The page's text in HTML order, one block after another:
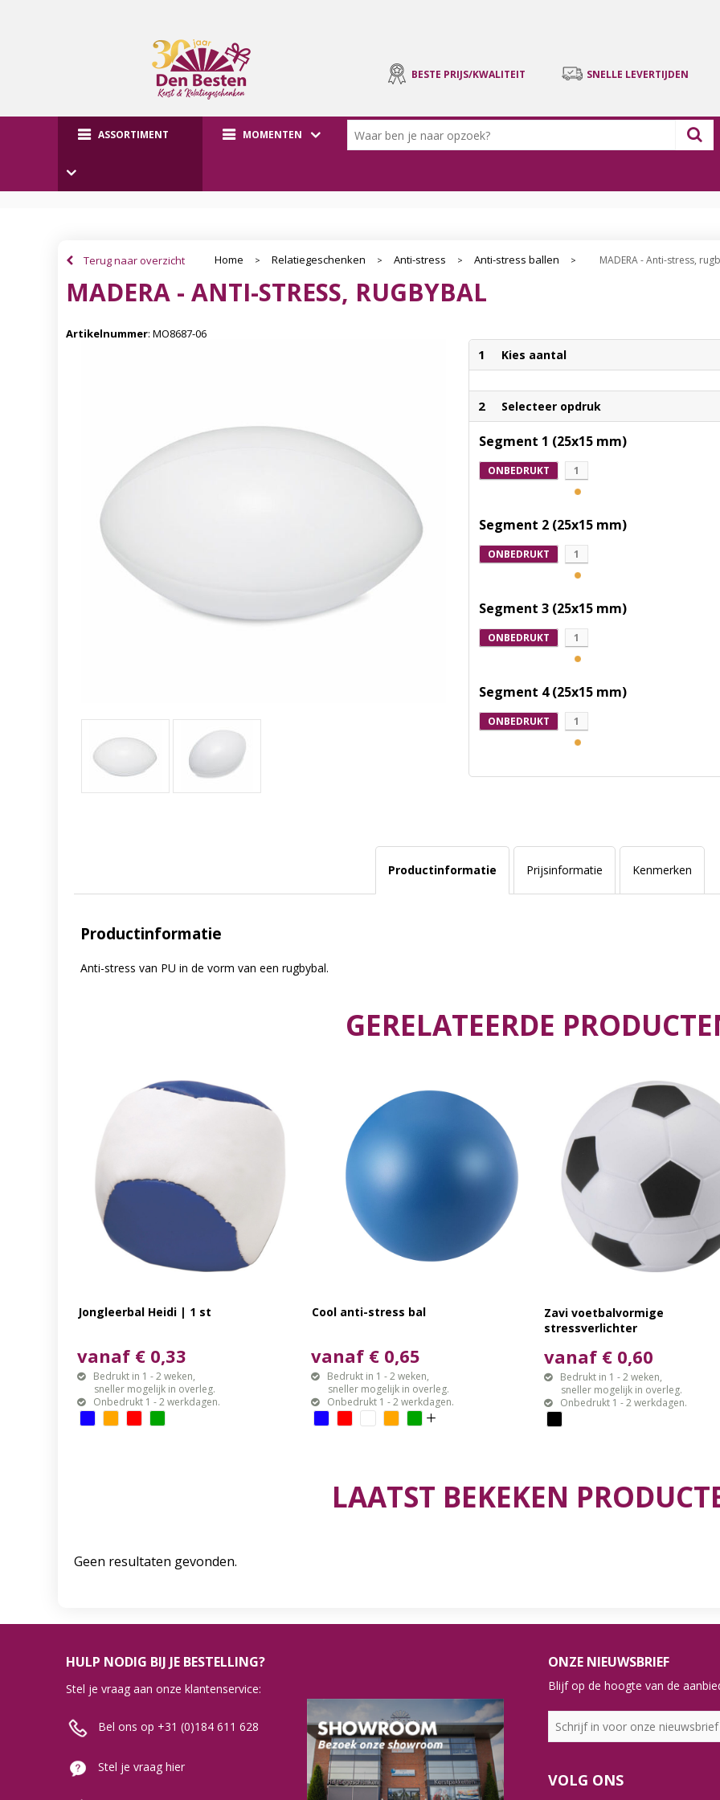
BESTE PRIJS/KWALITEIT SNELLE LEVERTIJDEN
ASSORTIMENT MOMENTEN
Terug naar overzicht Home > Relatiegeschenken > Anti-stress > Anti-stress ballen > MADERA - Anti-stress,
MADERA - ANTI-STRESS, RUGBYBAL
Artikelnummer: MO8687-06
1 Kies aantal
2 Selecteer opdruk
Segment 1 (25x15 mm)
ONBEDRUKT 1
Segment 2 (25x15 mm)
ONBEDRUKT 1
Segment 3 (25x15 mm)
ONBEDRUKT 1
Segment 4 (25x15 mm)
ONBEDRUKT 1
Productinformatie Prijsinformatie Kenmerken
Productinformatie
Anti-stress van PU in de vorm van een rugbybal.
GERELATEERDE
Jongleerbal Heidi | 1 st
vanaf € 0,33
Bedrukt in 1 - 2 weken,
sneller mogelijk in overleg.
Onbedrukt 1 - 2 werkdagen.
Cool anti-stress bal
vanaf € 0,65
Bedrukt in 1 - 2 weken,
sneller mogelijk in overleg.
Onbedrukt 1 - 2 werkdagen.
Zavi voetbalvormige
stressverlichter
vanaf € 0,60
Bedrukt in 1 - 2 weken,
sneller mogelijk in overleg.
Onbedrukt 1 - 2 werkdagen.
LAATST BEKEKEN
Geen resultaten gevonden.
HULP NODIG BIJ JE BESTELLING?
Stel je vraag aan onze klantenservice:
Bel ons op +31 (0)184 611 628
Stel je vraag hier
ONZE NIEUWSBRIEF
Blijf op de hoogte van de
VOLG ONS